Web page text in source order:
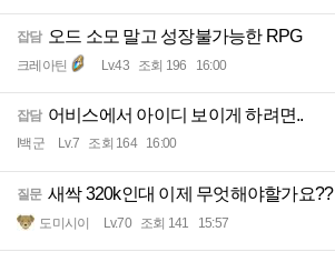
잡담 오드 소모 말고 성장불가능한 RPG
크레아틴 Lv.43 조회 196 16:00
잡담 어비스에서 아이디 보이게 하려면..
I백군 Lv.7 조회 164 16:00
질문 새싹 320k인대 이제 무엇해야할가요??
도미시이 Lv.70 조회 141 15:57